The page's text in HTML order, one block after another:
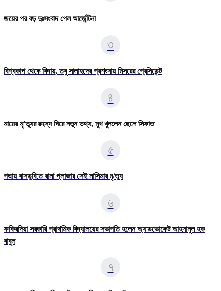
জয়ের পর বড় দুঃসংবাদ পেল আর্জেন্টিনা
৩
বিশ্বকাপ থেকে বিদায়, তবু সালাহদের প্রশংসায় মিসরের প্রেসিডেন্ট
৪
মায়ের মৃ'ত্যুর রহস্য ঘিরে নতুন তথ্য, মুখ খুললেন ছেলে সিফাত
৫
পদ্মায় বাসডুবিতে রানা প্লাজার সেই নাসিমার মৃ/ত্যু
৬
ফকিরদিয়া সরকারি প্রাথমিক বিদ্যালয়ের সভাপতি হলেন অ্যাডভোকেট আহসানুল হক
বাবুল
৭